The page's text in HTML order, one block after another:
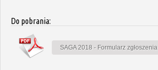
Do pobrania:
SAGA 2018 - Formularz zgłoszenia